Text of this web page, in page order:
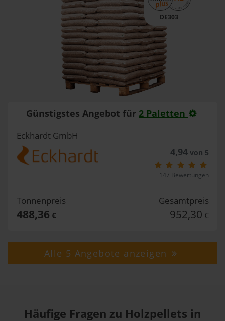
DE303
Günstigstes Angebot für 2 Paletten
Eckhardt GmbH
4,94von 5
147 Bewertungen
Tonnenpreis
488,36 €
Gesamtpreis
952,30 €
Alle 5 Angebote anzeigen
Häufige Fragen zu Holzpellets in